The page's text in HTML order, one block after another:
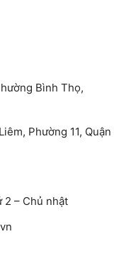
Bình Thọ,
Phường 11, Quận
2 – Chủ nhật